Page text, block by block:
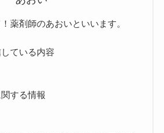
薬剤師のあおいといいます。
ている内容
する情報